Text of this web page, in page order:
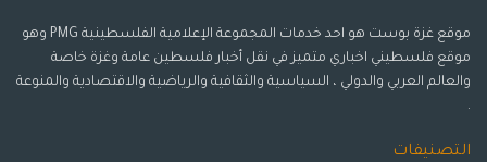
موقع غزة بوست هو احد خدمات المجموعة الإعلامية الفلسطينية PMG وهو
موقع فلسطيني اخباري متميز في نقل أخبار فلسطين عامة وغزة خاصة
والعالم العربي والدولي ، السياسية والثقافية والرياضية والاقتصادية والمنوعة
.
التصنيفات